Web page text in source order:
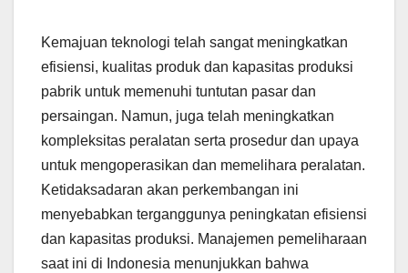
Kemajuan teknologi telah sangat meningkatkan
efisiensi, kualitas produk dan kapasitas produksi
pabrik untuk memenuhi tuntutan pasar dan
persaingan. Namun, juga telah meningkatkan
kompleksitas peralatan serta prosedur dan upaya
untuk mengoperasikan dan memelihara peralatan.
Ketidaksadaran akan perkembangan ini
menyebabkan terganggunya peningkatan efisiensi
dan kapasitas produksi. Manajemen pemeliharaan
saat ini di Indonesia menunjukkan bahwa